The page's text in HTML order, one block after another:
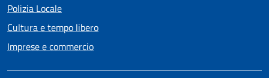
Polizia Locale
Cultura e tempo libero
Imprese e commercio